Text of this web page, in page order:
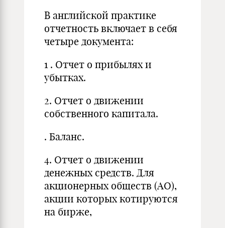
В английской практике
отчетность включает в себя
четыре документа:
1 . Отчет о прибылях и
убытках.
2. Отчет о движении
собственного капитала.
. Баланс.
4. Отчет о движении
денежных средств. Для
акционерных обществ (АО),
акции которых котируются
на бирже,